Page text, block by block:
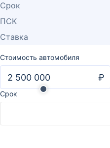
Срок
ПСК
Ставка
Стоимость автомобиля
₽
Срок